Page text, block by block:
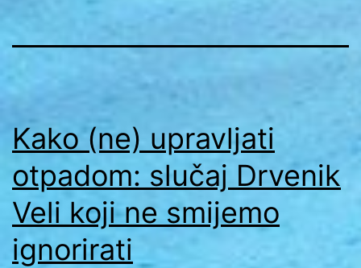
Kako (ne) upravljati
otpadom: slučaj Drvenik
Veli koji ne smijemo
ignorirati